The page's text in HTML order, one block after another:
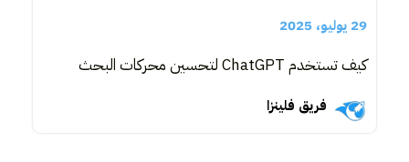
29 يوليو، 2025
كيف تستخدم ChatGPT لتحسين محركات البحث
فريق فلينزا